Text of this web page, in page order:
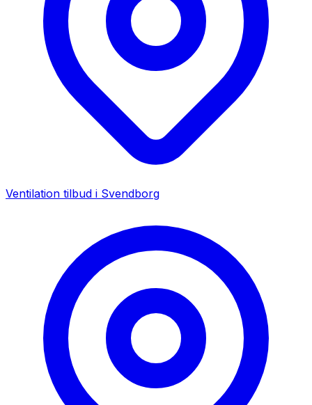
Ventilation tilbud i Svendborg